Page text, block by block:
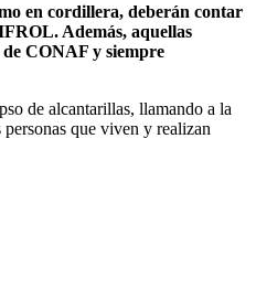
en cordillera, deberán contar
Además, aquellas
de CONAF y siempre
de alcantarillas, llamando a la
que viven y realizan